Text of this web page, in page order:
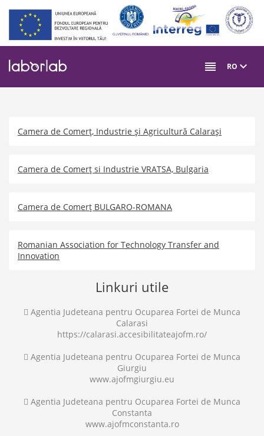
conţinutul
principal
RO
Camera de Comerț, Industrie şi Agricultură Calaraşi
Camera de Comerț si Industrie VRATSA, Bulgaria
Camera de Comerț BULGARO-ROMANA
Romanian Association for Technology Transfer and
Innovation
Linkuri utile
 Agentia Judeteana pentru Ocuparea Fortei de Munca
Calarasi
https://calarasi.accesibilitateajofm.ro/
 Agentia Judeteana pentru Ocuparea Fortei de Munca
Giurgiu
www.ajofmgiurgiu.eu
 Agentia Judeteana pentru Ocuparea Fortei de Munca
Constanta
www.ajofmconstanta.ro